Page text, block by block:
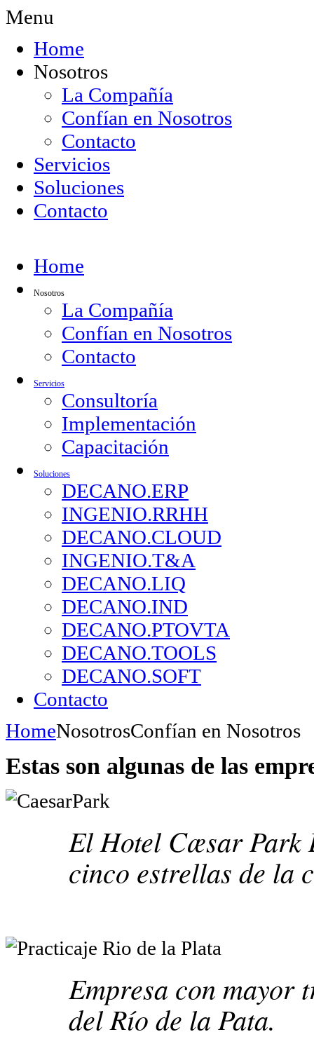
Menu
Home
Nosotros
La Compañía
Confían en Nosotros
Contacto
Servicios
Soluciones
Contacto
Home
Nosotros
La Compañía
Confían en Nosotros
Contacto
Servicios
Consultoría
Implementación
Capacitación
Soluciones
DECANO.ERP
INGENIO.RRHH
DECANO.CLOUD
INGENIO.T&A
DECANO.LIQ
DECANO.IND
DECANO.PTOVTA
DECANO.TOOLS
DECANO.SOFT
Contacto
HomeNosotrosConfían en Nosotros
Estas son algunas de las
El Hotel Cæsar Park
cinco estrellas de la
Empresa con mayor
del Río de la Pata.